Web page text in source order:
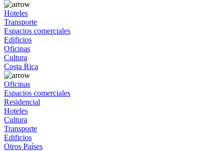
Hoteles
Transporte
Espacios comerciales
Edificios
Oficinas
Cultura
Costa Rica
Oficinas
Espacios comerciales
Residencial
Hoteles
Cultura
Transporte
Edificios
Otros Países